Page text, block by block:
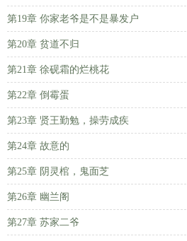
第19章 你家老爷是不是暴发户
第20章 贫道不归
第21章 徐砚霜的烂桃花
第22章 倒霉蛋
第23章 贤王勤勉，操劳成疾
第24章 故意的
第25章 阴灵棺，鬼面芝
第26章 幽兰阁
第27章 苏家二爷